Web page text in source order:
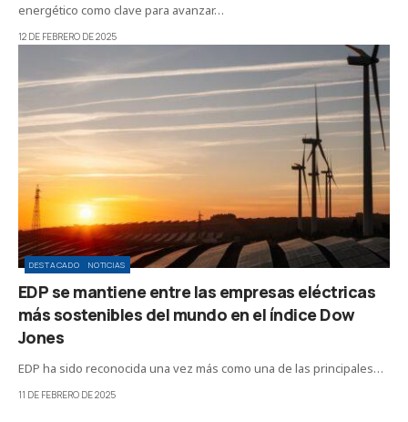
energético como clave para avanzar…
12 DE FEBRERO DE 2025
DESTACADO NOTICIAS
EDP se mantiene entre las empresas eléctricas
más sostenibles del mundo en el índice Dow
Jones
EDP ha sido reconocida una vez más como una de las principales…
11 DE FEBRERO DE 2025